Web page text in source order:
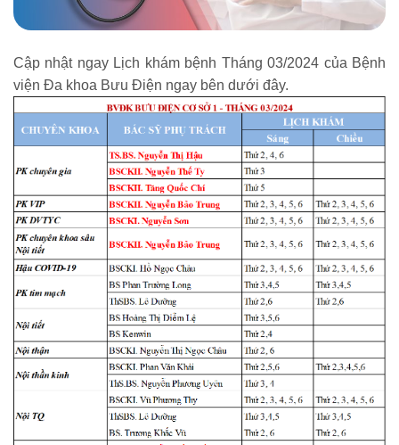
Cập nhật ngay Lịch khám bệnh Tháng 03/2024 của Bệnh
viện Đa khoa Bưu Điện ngay bên dưới đây.